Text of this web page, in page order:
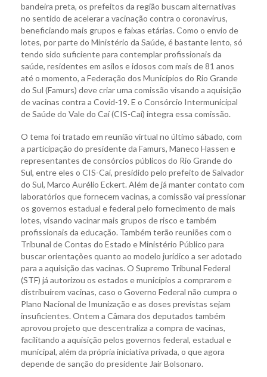
bandeira preta, os prefeitos da região buscam alternativas
no sentido de acelerar a vacinação contra o coronavírus,
beneficiando mais grupos e faixas etárias. Como o envio de
lotes, por parte do Ministério da Saúde, é bastante lento, só
tendo sido suficiente para contemplar profissionais da
saúde, residentes em asilos e idosos com mais de 81 anos
até o momento, a Federação dos Municípios do Rio Grande
do Sul (Famurs) deve criar uma comissão visando a aquisição
de vacinas contra a Covid-19. E o Consórcio Intermunicipal
de Saúde do Vale do Caí (CIS-Caí) integra essa comissão.
O tema foi tratado em reunião virtual no último sábado, com
a participação do presidente da Famurs, Maneco Hassen e
representantes de consórcios públicos do Rio Grande do
Sul, entre eles o CIS-Caí, presidido pelo prefeito de Salvador
do Sul, Marco Aurélio Eckert. Além de já manter contato com
laboratórios que fornecem vacinas, a comissão vai pressionar
os governos estadual e federal pelo fornecimento de mais
lotes, visando vacinar mais grupos de risco e também
profissionais da educação. Também terão reuniões com o
Tribunal de Contas do Estado e Ministério Público para
buscar orientações quanto ao modelo jurídico a ser adotado
para a aquisição das vacinas. O Supremo Tribunal Federal
(STF) já autorizou os estados e municípios a comprarem e
distribuírem vacinas, caso o Governo Federal não cumpra o
Plano Nacional de Imunização e as doses previstas sejam
insuficientes. Ontem a Câmara dos deputados também
aprovou projeto que descentraliza a compra de vacinas,
facilitando a aquisição pelos governos federal, estadual e
municipal, além da própria iniciativa privada, o que agora
depende de sanção do presidente Jair Bolsonaro.